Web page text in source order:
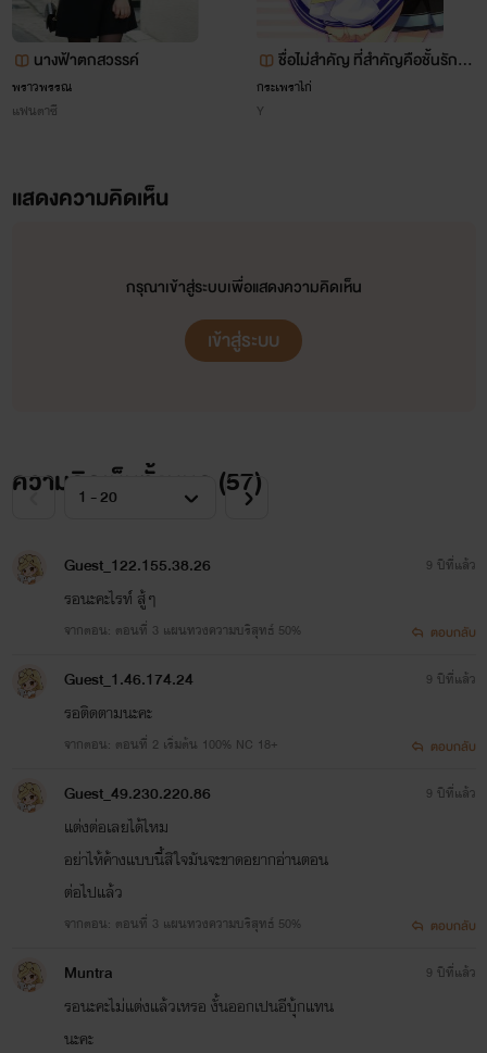
ธนวินท์ สรณ์อนัต อายุ 28 ปี
เป็นผู้หญิงของเขา เธอกำลังจะเป็นภรรยาของเขา แต่มัน! ชนม์
ภูมิ รัตนไพรกูล บังอาจมาชิงดวงใจของเขาไป เขาจะไม่มีวันยอม
และจะแย่งชิงเธอกลับมา ไม่ว่าจะสูญเสียสิ่งใดก็ตาม!! เพราะเพียง
สธิตตา อินชาธร อายุ 24 ปี (เพื่อนของดมิสา)
นางฟ้าตกสวรรค์
พราวพรรณ
แฟนตาซี
ชื่อไม่สำคัญ ที่สำคัญคือชั้นรักเธ
อ
กระเพราไก่
Y
แสดงความคิดเห็น
กรุณาเข้าสู่ระบบเพื่อแสดงความคิดเห็น
เข้าสู่ระบบ
ความคิดเห็นทั้งหมด (57)
Guest_122.155.38.26
รอนะคะไรท์ สู้ๆ
จากตอน: ตอนที่ 3 แผนทวงความบริสุทธ์ 50%
9 ปีที่แล้ว
ตอบกลับ
Guest_1.46.174.24
รอติดตามนะคะ
จากตอน: ตอนที่ 2 เริ่มต้น 100% NC 18+
9 ปีที่แล้ว
ตอบกลับ
Guest_49.230.220.86
แต่งต่อเลยได้ไหม
อย่าไห้ค้างแบบนี้สิใจมันจะขาดอยากอ่านตอน
ต่อไปแล้ว
จากตอน: ตอนที่ 3 แผนทวงความบริสุทธ์ 50%
9 ปีที่แล้ว
ตอบกลับ
Muntra
รอนะคะไม่แต่งแล้วเหรอ งั้นออกเปนอีบุ้กแทน
นะคะ
9 ปีที่แล้ว